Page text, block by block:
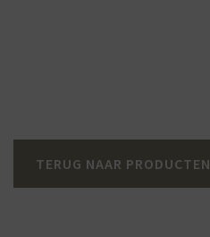
TERUG NAAR PRODUCTEN